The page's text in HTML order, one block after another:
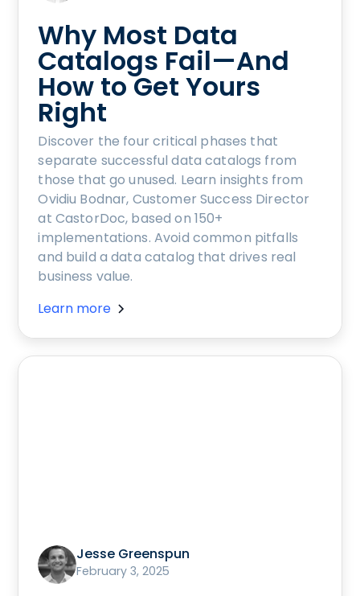
Why Most Data
Catalogs Fail—And
How to Get Yours
Right
Discover the four critical phases that
separate successful data catalogs from
those that go unused. Learn insights from
Ovidiu Bodnar, Customer Success Director
at CastorDoc, based on 150+
implementations. Avoid common pitfalls
and build a data catalog that drives real
business value.
Learn more
Jesse Greenspun
February 3, 2025